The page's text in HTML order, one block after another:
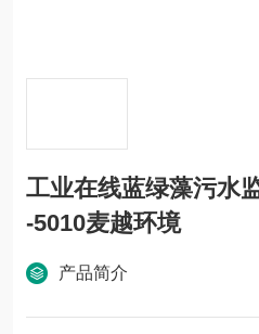
工业在线蓝绿藻污水
-5010麦越环境
产品简介